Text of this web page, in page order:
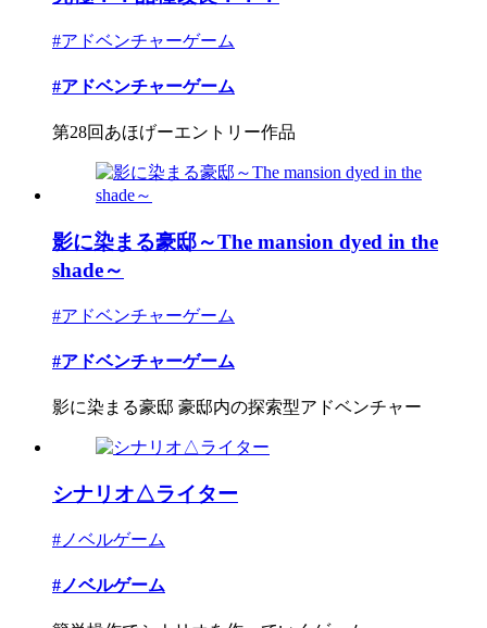
#アドベンチャーゲーム
#アドベンチャーゲーム
第28回あほげーエントリー作品
影に染まる豪邸～The mansion dyed in the
shade～
#アドベンチャーゲーム
#アドベンチャーゲーム
影に染まる豪邸 豪邸内の探索型アドベンチャー
シナリオ△ライター
#ノベルゲーム
#ノベルゲーム